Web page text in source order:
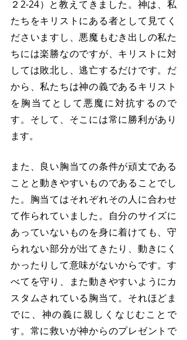
２2-24）と教えてきました。神は、私
たちをキリストにある者として見てく
ださいますし、悪魔もむき出しの私た
ちには楽勝なのですが、キリストに対
しては敗北し、逃亡するだけです。だ
から、私たちは神の義であるキリスト
を胸当てとして悪魔に対抗するので
す。そして、そこには常に勝利があり
ます。
また、良い胸当ての条件が頑丈である
ことと動きやすいものであることでし
た。胸当てはそれぞれその人に合わせ
て作られていました。自分のサイズに
あっていないものを身に着けても、守
られない部分が出てきたり、動きにく
かったりして意味がないからです。す
べてを守り、また動きやすいようにカ
スタムされている胸当て。それほどま
でに、神の義に親しくなじむことで
す。常に救いが神からのプレゼントで